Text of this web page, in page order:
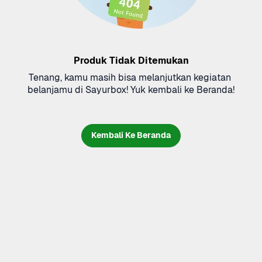
Produk Tidak Ditemukan
Tenang, kamu masih bisa melanjutkan kegiatan
belanjamu di Sayurbox! Yuk kembali ke Beranda!
Kembali Ke Beranda